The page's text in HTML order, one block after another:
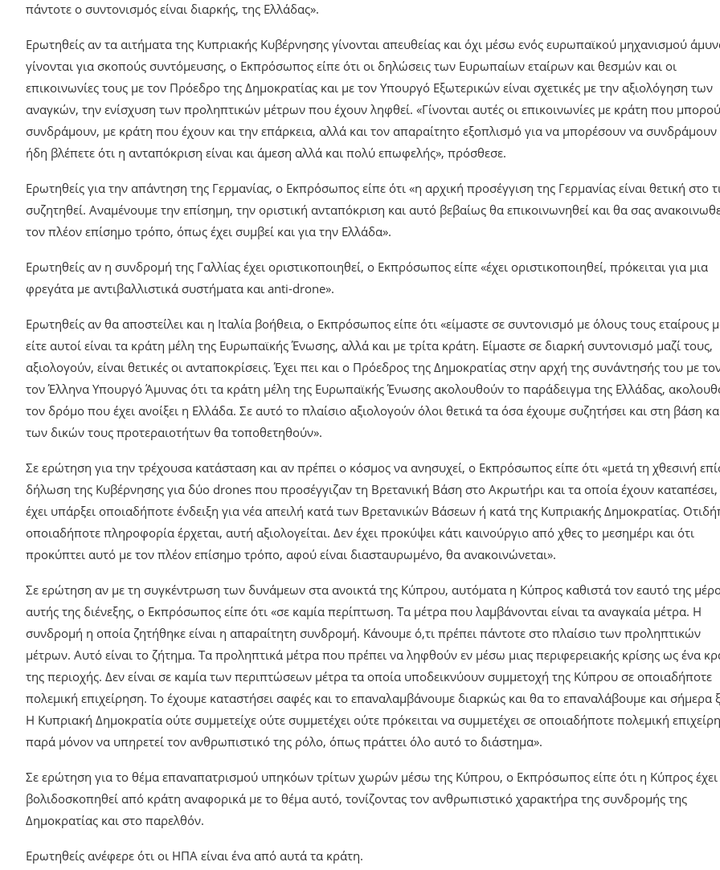
πάντοτε ο συντονισμός είναι διαρκής, της Ελλάδας».
Ερωτηθείς αν τα αιτήματα της Κυπριακής Κυβέρνησης γίνονται απευθείας και όχι μέσω ενός ευρωπαϊκού μηχανισμού
γίνονται για σκοπούς συντόμευσης, ο Εκπρόσωπος είπε ότι οι δηλώσεις των Ευρωπαίων εταίρων και θεσμών και οι
επικοινωνίες τους με τον Πρόεδρο της Δημοκρατίας και με τον Υπουργό Εξωτερικών είναι σχετικές με την αξιολόγηση των
αναγκών, την ενίσχυση των προληπτικών μέτρων που έχουν ληφθεί. «Γίνονται αυτές οι επικοινωνίες με κράτη που
συνδράμουν, με κράτη που έχουν και την επάρκεια, αλλά και τον απαραίτητο εξοπλισμό για να μπορέσουν να συνδράμουν
ήδη βλέπετε ότι η ανταπόκριση είναι και άμεση αλλά και πολύ επωφελής», πρόσθεσε.
Ερωτηθείς για την απάντηση της Γερμανίας, ο Εκπρόσωπος είπε ότι «η αρχική προσέγγιση της Γερμανίας είναι θετική στο
συζητηθεί. Αναμένουμε την επίσημη, την οριστική ανταπόκριση και αυτό βεβαίως θα επικοινωνηθεί και θα σας
τον πλέον επίσημο τρόπο, όπως έχει συμβεί και για την Ελλάδα».
Ερωτηθείς αν η συνδρομή της Γαλλίας έχει οριστικοποιηθεί, ο Εκπρόσωπος είπε «έχει οριστικοποιηθεί, πρόκειται για μια
φρεγάτα με αντιβαλλιστικά συστήματα και anti-drone».
Ερωτηθείς αν θα αποστείλει και η Ιταλία βοήθεια, ο Εκπρόσωπος είπε ότι «είμαστε σε συντονισμό με όλους τους εταίρους
είτε αυτοί είναι τα κράτη μέλη της Ευρωπαϊκής Ένωσης, αλλά και με τρίτα κράτη. Είμαστε σε διαρκή συντονισμό μαζί τους,
αξιολογούν, είναι θετικές οι ανταποκρίσεις. Έχει πει και ο Πρόεδρος της Δημοκρατίας στην αρχή της συνάντησής του με
τον Έλληνα Υπουργό Άμυνας ότι τα κράτη μέλη της Ευρωπαϊκής Ένωσης ακολουθούν το παράδειγμα της Ελλάδας,
τον δρόμο που έχει ανοίξει η Ελλάδα. Σε αυτό το πλαίσιο αξιολογούν όλοι θετικά τα όσα έχουμε συζητήσει και στη βάση
των δικών τους προτεραιοτήτων θα τοποθετηθούν».
Σε ερώτηση για την τρέχουσα κατάσταση και αν πρέπει ο κόσμος να ανησυχεί, ο Εκπρόσωπος είπε ότι «μετά τη χθεσινή
δήλωση της Κυβέρνησης για δύο drones που προσέγγιζαν τη Βρετανική Βάση στο Ακρωτήρι και τα οποία έχουν καταπέσει,
έχει υπάρξει οποιαδήποτε ένδειξη για νέα απειλή κατά των Βρετανικών Βάσεων ή κατά της Κυπριακής Δημοκρατίας.
οποιαδήποτε πληροφορία έρχεται, αυτή αξιολογείται. Δεν έχει προκύψει κάτι καινούργιο από χθες το μεσημέρι και ότι
προκύπτει αυτό με τον πλέον επίσημο τρόπο, αφού είναι διασταυρωμένο, θα ανακοινώνεται».
Σε ερώτηση αν με τη συγκέντρωση των δυνάμεων στα ανοικτά της Κύπρου, αυτόματα η Κύπρος καθιστά τον εαυτό της
αυτής της διένεξης, ο Εκπρόσωπος είπε ότι «σε καμία περίπτωση. Τα μέτρα που λαμβάνονται είναι τα αναγκαία μέτρα. Η
συνδρομή η οποία ζητήθηκε είναι η απαραίτητη συνδρομή. Κάνουμε ό,τι πρέπει πάντοτε στο πλαίσιο των προληπτικών
μέτρων. Αυτό είναι το ζήτημα. Τα προληπτικά μέτρα που πρέπει να ληφθούν εν μέσω μιας περιφερειακής κρίσης ως ένα
της περιοχής. Δεν είναι σε καμία των περιπτώσεων μέτρα τα οποία υποδεικνύουν συμμετοχή της Κύπρου σε οποιαδήποτε
πολεμική επιχείρηση. Το έχουμε καταστήσει σαφές και το επαναλαμβάνουμε διαρκώς και θα το επαναλάβουμε και σήμερα
Η Κυπριακή Δημοκρατία ούτε συμμετείχε ούτε συμμετέχει ούτε πρόκειται να συμμετέχει σε οποιαδήποτε πολεμική
παρά μόνον να υπηρετεί τον ανθρωπιστικό της ρόλο, όπως πράττει όλο αυτό το διάστημα».
Σε ερώτηση για το θέμα επαναπατρισμού υπηκόων τρίτων χωρών μέσω της Κύπρου, ο Εκπρόσωπος είπε ότι η Κύπρος έχει
βολιδοσκοπηθεί από κράτη αναφορικά με το θέμα αυτό, τονίζοντας τον ανθρωπιστικό χαρακτήρα της συνδρομής της
Δημοκρατίας και στο παρελθόν.
Ερωτηθείς ανέφερε ότι οι ΗΠΑ είναι ένα από αυτά τα κράτη.